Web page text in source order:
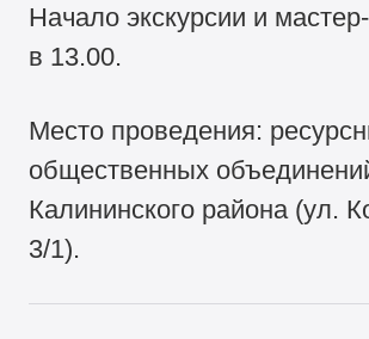
Начало экскурсии и
в 13.00.
Место проведения:
общественных
Калининского района (ул.
3/1).